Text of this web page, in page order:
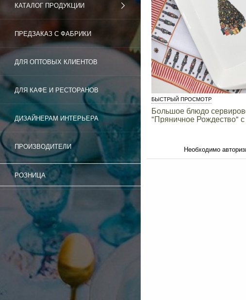
КАТАЛОГ ПРОДУКЦИИ
ПРЕДЗАКАЗ С ФАБРИКИ
ДЛЯ ОПТОВЫХ КЛИЕНТОВ
ДЛЯ КАФЕ И РЕСТОРАНОВ
ДИЗАЙНЕРАМ ИНТЕРЬЕРА
ПРОИЗВОДИТЕЛИ
РОЗНИЦА
БЫСТРЫЙ ПРОСМОТР
Большое блюдо
"Пряничное Рождество"
Необходимо